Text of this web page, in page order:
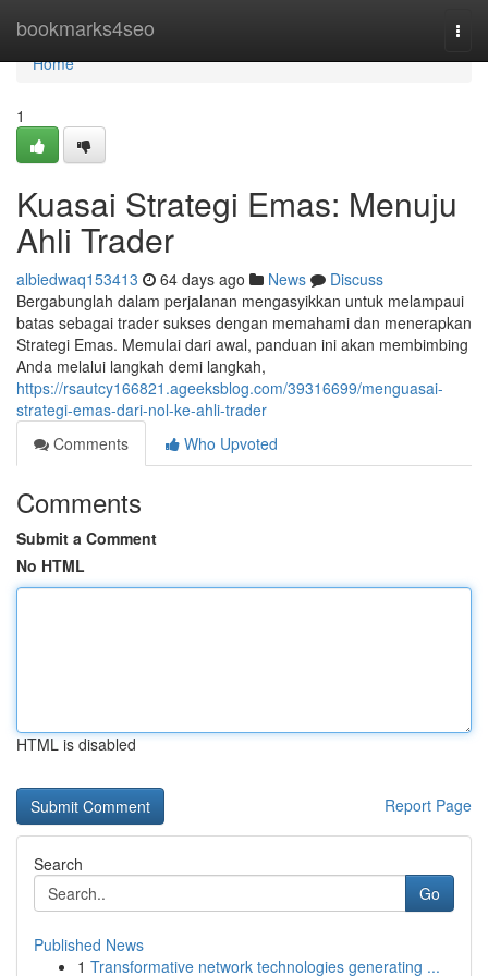
bookmarks4seo
Home
Home
1
Kuasai Strategi Emas: Menuju
Ahli Trader
albiedwaq153413 64 days ago News
Discuss
Bergabunglah dalam perjalanan mengasyikkan untuk melampaui
batas sebagai trader sukses dengan memahami dan menerapkan
Strategi Emas. Memulai dari awal, panduan ini akan membimbing
Anda melalui langkah demi langkah,
https://rsautcy166821.ageeksblog.com/39316699/menguasai-
strategi-emas-dari-nol-ke-ahli-trader
Comments
Who Upvoted
Comments
Submit a Comment
No HTML
HTML is disabled
Report Page
Search
Go
Published News
1 Transformative network technologies generating ...